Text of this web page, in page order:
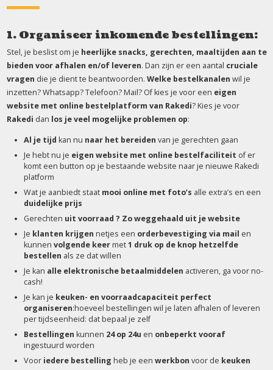
1. Organiseer inkomende bestellingen:
Stel, je beslist om je heerlijke snacks, gerechten, maaltijden aan te
bieden voor afhalen en/of leveren. Dan zijn er een aantal cruciale
vragen die je dient te beantwoorden. Welke bestelkanalen wil je
inzetten? Whatsapp? Telefoon? Mail? Of kies je voor een eigen
website met online bestelplatform van Rakedi? Kies je voor
Rakedi dan los je veel mogelijke problemen op:
Al je tijd kan nu naar het bereiden van je gerechten gaan
Je hebt nu je eigen website met online bestelfaciliteit of er
komt een button op je bestaande website naar je nieuwe Rakedi
platform
Wat je aanbiedt staat mooi online met foto’s alle extra’s en een
duidelijke prijs
Gerechten uit voorraad ? Zo weggehaald uit je website
Je klanten krijgen netjes een orderbevestiging via mail en
kunnen volgende keermet1 druk op de knop hetzelfde
bestellen als ze dat willen
Je kan alle elektronische betaalmiddelen activeren, ga voor no-
cash!
Je kan je keuken- en voorraadcapaciteit perfect
organiseren:hoeveel bestellingen wil je laten afhalen of leveren
per tijdseenheid: dat bepaal je zelf
Bestellingen kunnen 24 op 24u en onbeperkt vooraf
ingestuurd worden
Voor iedere bestelling heb je een werkbon voor de keuken